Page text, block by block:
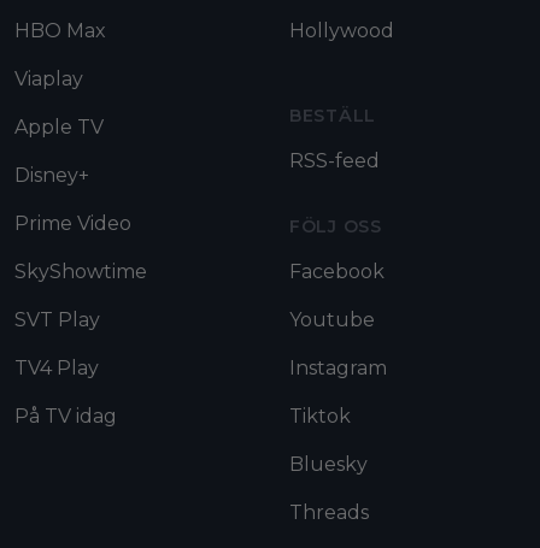
HBO Max
Viaplay
Apple TV
Disney+
Prime Video
SkyShowtime
SVT Play
TV4 Play
På TV idag
Hollywood
BESTÄLL
RSS-feed
FÖLJ OSS
Facebook
Youtube
Instagram
Tiktok
Bluesky
Threads